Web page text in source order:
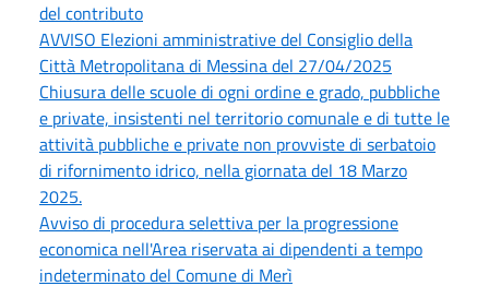
del contributo
AVVISO Elezioni amministrative del Consiglio della
Città Metropolitana di Messina del 27/04/2025
Chiusura delle scuole di ogni ordine e grado, pubbliche
e private, insistenti nel territorio comunale e di tutte le
attività pubbliche e private non provviste di serbatoio
di rifornimento idrico, nella giornata del 18 Marzo
2025.
Avviso di procedura selettiva per la progressione
economica nell'Area riservata ai dipendenti a tempo
indeterminato del Comune di Merì